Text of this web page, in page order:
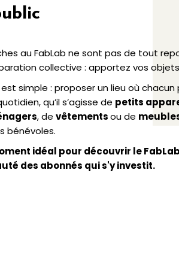
au FabLab ne sont pas de tout
collective : apportez vos
simple : proposer un lieu où
qu’il s’agisse de petits
, de vêtementsou de
bénévoles.
idéal pour découvrir le
des abonnés qui s'y investit.